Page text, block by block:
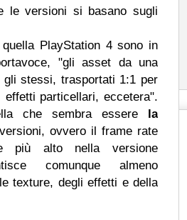
le versioni si basano sugli
PlayStation 4 sono in
"gli asset da una
stessi, trasportati 1:1 per
particellari, eccetera".
che sembra essere la
ovvero il frame rate
più alto nella versione
comunque almeno
texture, degli effetti e della